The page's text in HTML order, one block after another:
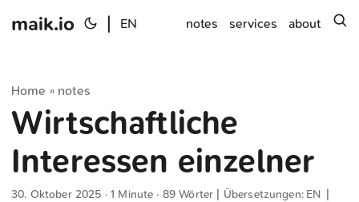
maik.io EN notes services about
Home » notes
Wirtschaftliche
Interessen einzelner
30. Oktober 2025 · 1 Minute · 89 Wörter | Übersetzungen: EN